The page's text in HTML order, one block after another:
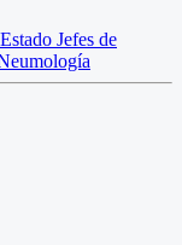
Jefes de